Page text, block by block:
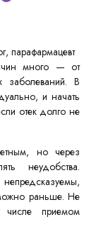
парафармацевт
много — от
В
и начать
отек долго не
но через
неудобства.
раньше. Не
числе приемом